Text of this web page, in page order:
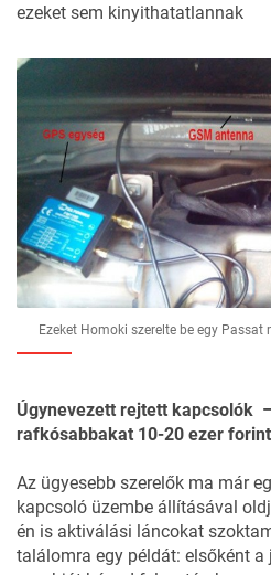
ezeket sem kinyithatatlannak
Ezeket Homoki szerelte be egy Passat
Úgynevezett rejtett kapcsolók
rafkósabbakat 10-20 ezer
Az ügyesebb szerelők ma már
kapcsoló üzembe állításával
én is aktiválási láncokat
találomra egy példát: elsőként